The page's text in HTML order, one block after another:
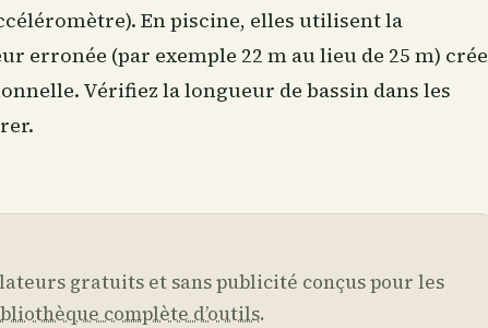
En piscine, elles utilisent la
erronée (par exemple 22 m au lieu de 25 m) crée
Vérifiez la longueur de bassin dans les
gratuits et sans publicité conçus pour les
complète d’outils.